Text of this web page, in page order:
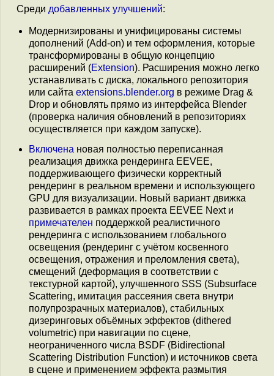
Среди добавленных улучшений:
Модернизированы и унифицированы системы
дополнений (Add-on) и тем оформления, которые
трансформированы в общую концепцию
расширений (Extension). Расширения можно легко
устанавливать с диска, локального репозитория
или сайта extensions.blender.org в режиме Drag &
Drop и обновлять прямо из интерфейса Blender
(проверка наличия обновлений в репозиториях
осуществляется при каждом запуске).
Включена новая полностью переписанная
реализация движка рендеринга EEVEE,
поддерживающего физически корректный
рендеринг в реальном времени и использующего
GPU для визуализации. Новый вариант движка
развивается в рамках проекта EEVEE Next и
примечателен поддержкой реалистичного
рендеринга с использованием глобального
освещения (рендеринг с учётом косвенного
освещения, отражения и преломления света),
смещений (деформация в соответствии с
текстурной картой), улучшенного SSS (Subsurface
Scattering, имитация рассеяния света внутри
полупрозрачных материалов), стабильных
дизеринговых объёмных эффектов (dithered
volumetric) при навигации по сцене,
неограниченного числа BSDF (Bidirectional
Scattering Distribution Function) и источников света
в сцене и применением эффекта размытия